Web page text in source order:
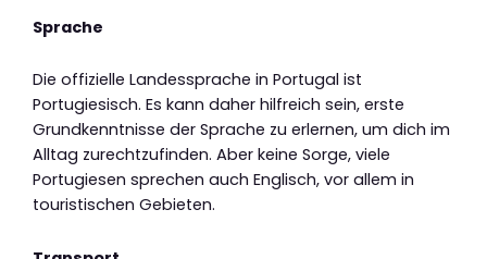
Sprache
Die offizielle Landessprache in Portugal ist
Portugiesisch. Es kann daher hilfreich sein, erste
Grundkenntnisse der Sprache zu erlernen, um dich im
Alltag zurechtzufinden. Aber keine Sorge, viele
Portugiesen sprechen auch Englisch, vor allem in
touristischen Gebieten.